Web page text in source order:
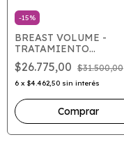
-15%
BREAST VOLUME -
TRATAMIENTO
AUMENTO DE BUSTO X
100
$26.775,00 $31.500,00
6 x $4.462,50 sin interés